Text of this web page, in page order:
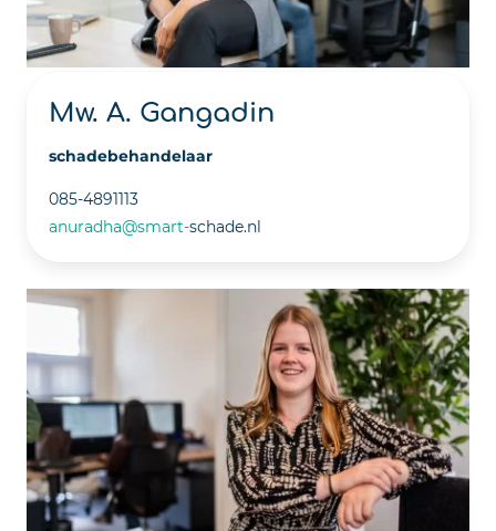
Mw. A. Gangadin
schadebehandelaar
085-4891113
anuradha@smart-schade.nl